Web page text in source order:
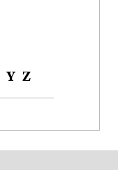
Y Z